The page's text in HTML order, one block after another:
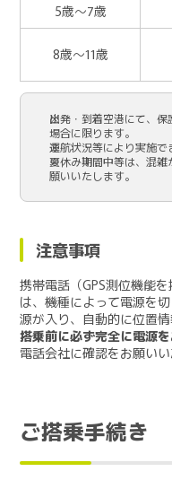
5歳～7歳
8歳～11歳
出発・到着空港にて、
場合に限ります。
運航状況等により実施で
夏休み期間中等は、混
願いいたします。
注意事項
携帯電話（GPS測位機能
は、機種によって電源を
源が入り、自動的に位置情
搭乗前に必ず完全に電源
電話会社に確認をお願いい
ご搭乗手続き